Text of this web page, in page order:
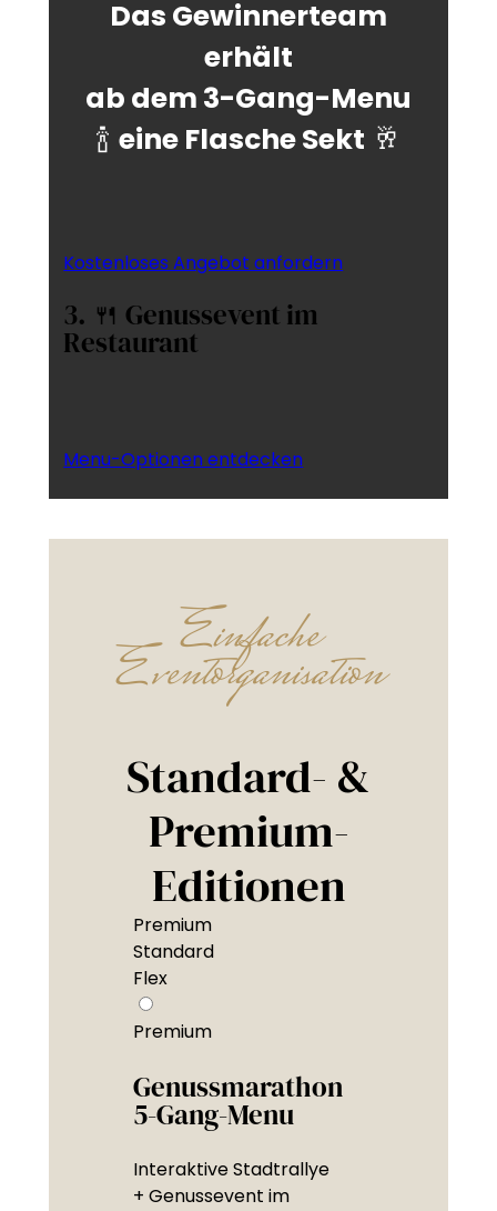
Das Gewinnerteam
erhält
ab dem 3-Gang-Menu
🍾 eine Flasche Sekt 🥂
Kostenloses Angebot anfordern
3. 🍴 Genussevent im
Restaurant
Menu-Optionen entdecken
Einfache
Eventorganisation
Standard- &
Premium-
Editionen
Premium
Standard
Flex
Premium
Genussmarathon
5-Gang-Menu
Interaktive Stadtrallye
+ Genussevent im